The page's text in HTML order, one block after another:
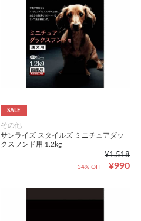
SALE
その他
サンライズ スタイルズ ミニチュアダッ
クスフンド用 1.2kg
¥1,518
¥990
34% OFF